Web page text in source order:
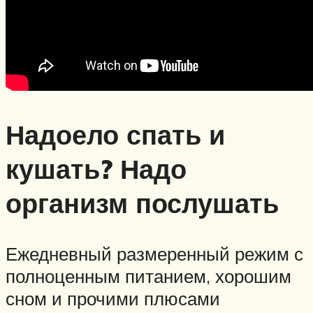
Надоело спать и
кушать? Надо
организм послушать
Ежедневный размеренный режим с
полноценным питанием, хорошим
сном и прочими плюсами